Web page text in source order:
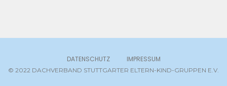
DATENSCHUTZ IMPRESSUM
© 2022 DACHVERBAND STUTTGARTER ELTERN-KIND-GRUPPEN E.V.